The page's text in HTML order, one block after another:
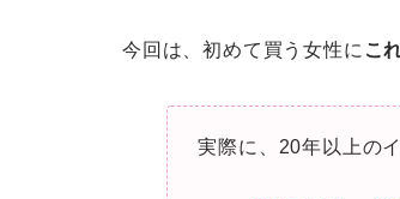
今回は、初めて買う女性に こ
実際に、20年以上の